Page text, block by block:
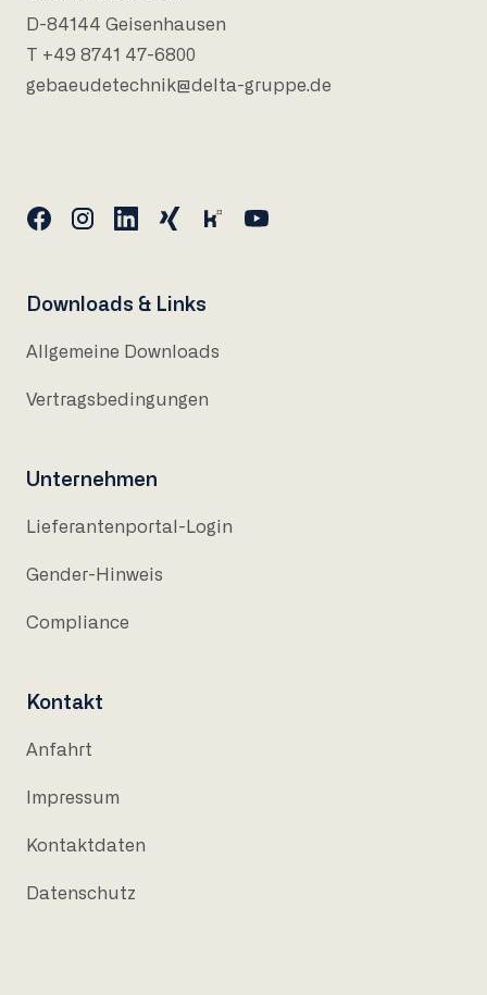
D-84144 Geisenhausen
T +49 8741 47-6800
gebaeudetechnik@delta-gruppe.de
Downloads & Links
Allgemeine Downloads
Vertragsbedingungen
Unternehmen
Lieferantenportal-Login
Gender-Hinweis
Compliance
Kontakt
Anfahrt
Impressum
Kontaktdaten
Datenschutz